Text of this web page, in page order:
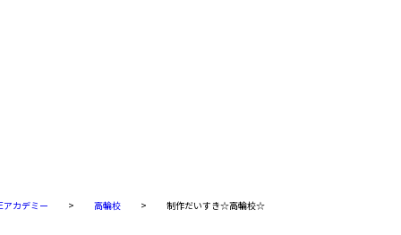
アカデミー > 高輪校 > 制作だいすき☆高輪校☆